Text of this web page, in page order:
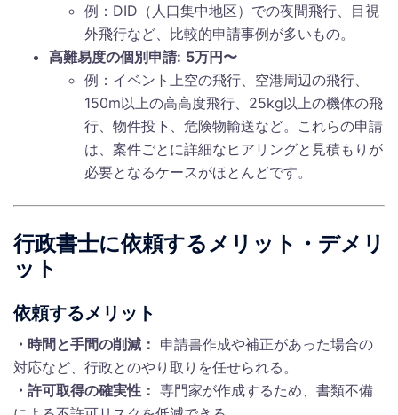
例：DID（人口集中地区）での夜間飛行、目視
外飛行など、比較的申請事例が多いもの。
高難易度の個別申請: 5万円〜
例：イベント上空の飛行、空港周辺の飛行、
150m以上の高高度飛行、25kg以上の機体の飛
行、物件投下、危険物輸送など。これらの申請
は、案件ごとに詳細なヒアリングと見積もりが
必要となるケースがほとんどです。
行政書士に依頼するメリット・デメリ
ット
依頼するメリット
・時間と手間の削減： 申請書作成や補正があった場合の
対応など、行政とのやり取りを任せられる。
・許可取得の確実性： 専門家が作成するため、書類不備